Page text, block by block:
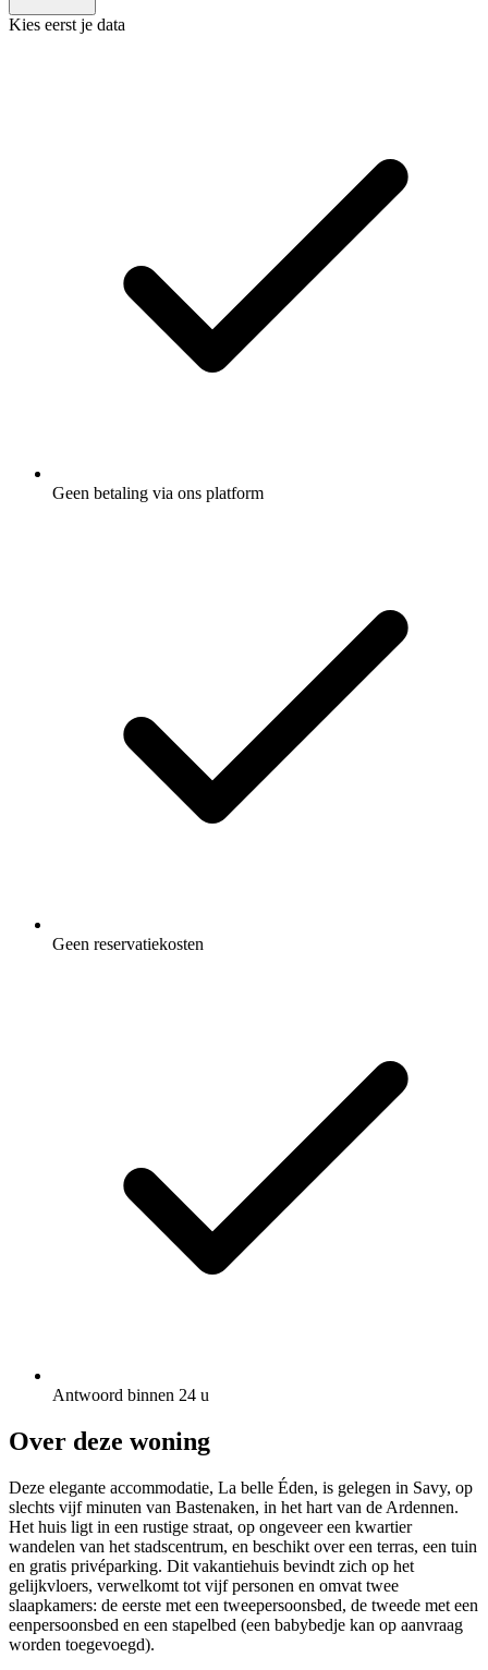
Kies eerst je data
Geen betaling via ons platform
Geen reservatiekosten
Antwoord binnen 24 u
Over deze woning
Deze elegante accommodatie, La belle Éden, is gelegen in Savy, op
slechts vijf minuten van Bastenaken, in het hart van de Ardennen.
Het huis ligt in een rustige straat, op ongeveer een kwartier
wandelen van het stadscentrum, en beschikt over een terras, een tuin
en gratis privéparking. Dit vakantiehuis bevindt zich op het
gelijkvloers, verwelkomt tot vijf personen en omvat twee
slaapkamers: de eerste met een tweepersoonsbed, de tweede met een
eenpersoonsbed en een stapelbed (een babybedje kan op aanvraag
worden toegevoegd).